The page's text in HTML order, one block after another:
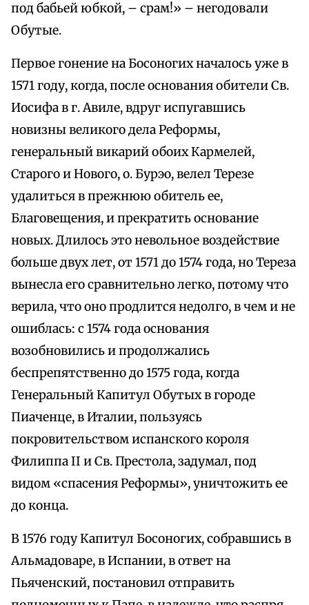
под бабьей юбкой, – срам!» – негодовали
Обутые.
Первое гонение на Босоногих началось уже в
1571 году, когда, после основания обители Св.
Иосифа в г. Авиле, вдруг испугавшись
новизны великого дела Реформы,
генеральный викарий обоих Кармелей,
Старого и Нового, о. Бурэо, велел Терезе
удалиться в прежнюю обитель ее,
Благовещения, и прекратить основание
новых. Длилось это невольное воздействие
больше двух лет, от 1571 до 1574 года, но Тереза
вынесла его сравнительно легко, потому что
верила, что оно продлится недолго, в чем и не
ошиблась: с 1574 года основания
возобновились и продолжались
беспрепятственно до 1575 года, когда
Генеральный Капитул Обутых в городе
Пиаченце, в Италии, пользуясь
покровительством испанского короля
Филиппа II и Св. Престола, задумал, под
видом «спасения Реформы», уничтожить ее
до конца.
В 1576 году Капитул Босоногих, собравшись в
Альмадоваре, в Испании, в ответ на
Пьяченский, постановил отправить